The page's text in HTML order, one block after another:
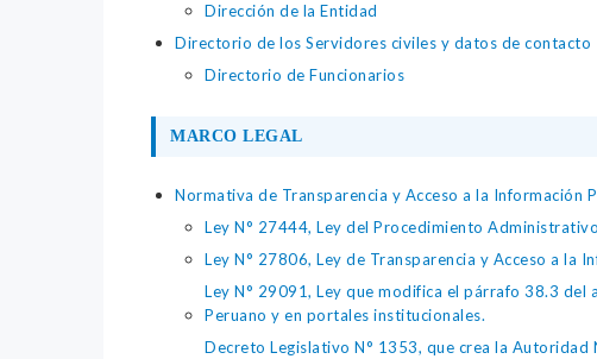
Dirección de la Entidad
Directorio de los Servidores civiles y datos de contacto
Directorio de Funcionarios
MARCO LEGAL
Normativa de Transparencia y Acceso a la Información
Ley N° 27444, Ley del Procedimiento
Ley N° 27806, Ley de Transparencia y Acceso a la
Ley N° 29091, Ley que modifica el párrafo 38.3
Peruano y en portales institucionales.
Decreto Legislativo N° 1353, que crea la Autoridad